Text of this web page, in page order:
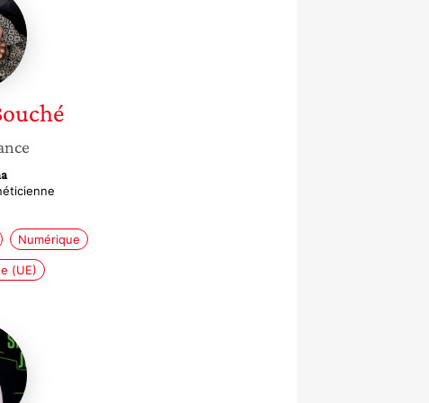
Numérique
(UE)